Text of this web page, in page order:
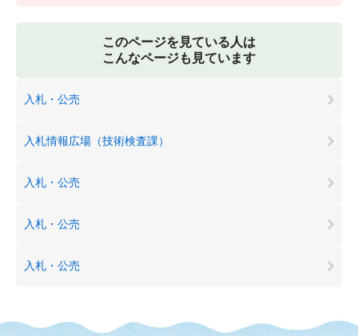
このページを見ている人は
こんなページも見ています
入札・公売
入札情報広場（技術検査課）
入札・公売
入札・公売
入札・公売